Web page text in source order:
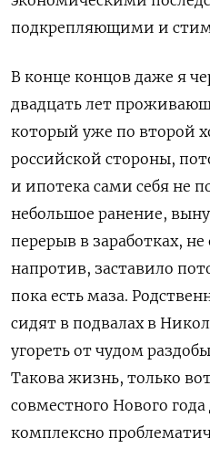
подкрепляющими и
В конце концов даже я
двадцать лет
который уже по второй
российской стороны,
и ипотека сами себя не
небольшое ранение,
перерыв в заработках, не
напротив, заставило
пока есть маза.
сидят в подвалах в
угореть от чудом
Такова жизнь, только
совместного Нового
комплексно